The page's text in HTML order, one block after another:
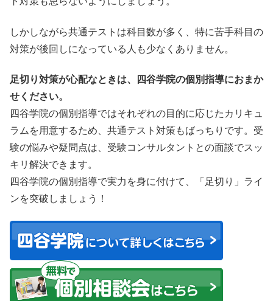
しかしながら共通テストは科目数が多く、特に苦手科目の
対策が後回しになっている人も少なくありません。
足切り対策が心配なときは、四谷学院の個別指導におまか
せください。
四谷学院の個別指導ではそれぞれの目的に応じたカリキュ
ラムを用意するため、共通テスト対策もばっちりです。受
験の悩みや疑問点は、受験コンサルタントとの面談でスッ
キリ解決できます。
四谷学院の個別指導で実力を身に付けて、「足切り」ライ
ンを突破しましょう！